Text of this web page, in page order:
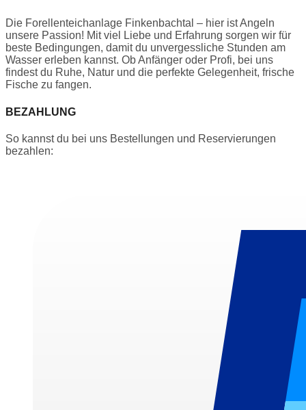
Die Forellenteichanlage Finkenbachtal – hier ist Angeln
unsere Passion! Mit viel Liebe und Erfahrung sorgen wir für
beste Bedingungen, damit du unvergessliche Stunden am
Wasser erleben kannst. Ob Anfänger oder Profi, bei uns
findest du Ruhe, Natur und die perfekte Gelegenheit, frische
Fische zu fangen.
BEZAHLUNG
So kannst du bei uns Bestellungen und Reservierungen
bezahlen: